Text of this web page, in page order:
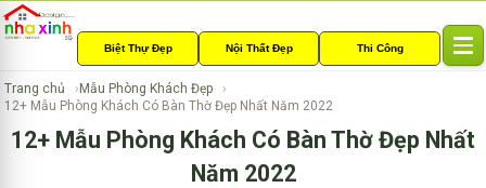
Biệt Thự Đẹp Nội Thất Đẹp Thi Công
Trang chủ
Mẫu Phòng Khách Đẹp
12+ Mẫu Phòng Khách Có Bàn Thờ Đẹp Nhất Năm 2022
12+ Mẫu Phòng Khách Có Bàn Thờ Đẹp Nhất
Năm 2022